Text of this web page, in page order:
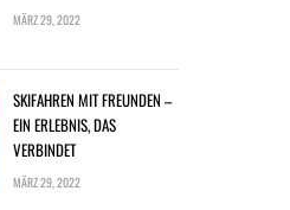
MÄRZ 29, 2022
SKIFAHREN MIT FREUNDEN –
EIN ERLEBNIS, DAS
VERBINDET
MÄRZ 29, 2022